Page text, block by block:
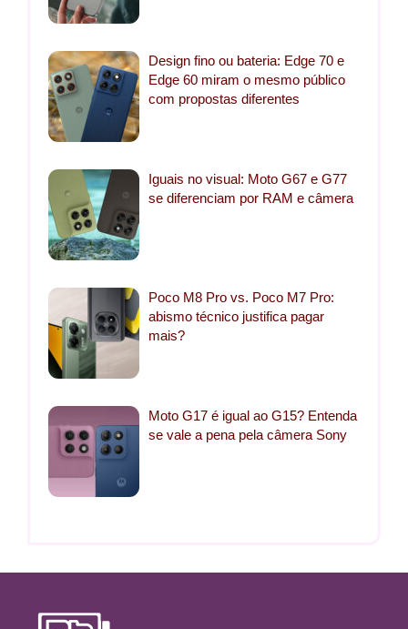
Design fino ou bateria: Edge 70 e
Edge 60 miram o mesmo público
com propostas diferentes
Iguais no visual: Moto G67 e G77
se diferenciam por RAM e câmera
Poco M8 Pro vs. Poco M7 Pro:
abismo técnico justifica pagar
mais?
Moto G17 é igual ao G15? Entenda
se vale a pena pela câmera Sony